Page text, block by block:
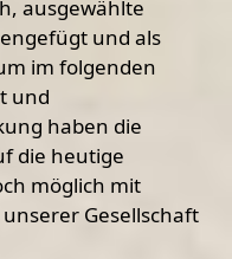
ausgewählte
und als
im folgenden
und
haben die
die heutige
möglich mit
Gesellschaft